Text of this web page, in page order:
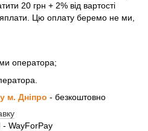
20 грн + 2% від вартості
Цю оплату беремо не ми,
оператора;
м. Дніпро - безкоштовно
- WayForPay